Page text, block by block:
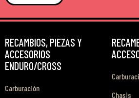
RECAMBIOS, PIEZAS Y
ACCESORIOS
ENDURO/CROSS
Carburación
Chasis